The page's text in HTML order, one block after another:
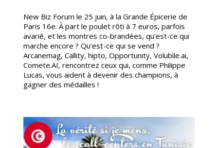
New Biz Forum le 25 juin, à la Grande Épicerie de
Paris 16e. À part le poulet rôti à 7 euros, parfois
avarié, et les montres co-brandées, qu'est-ce qui
marche encore ? Qu'est-ce qui se vend ?
Arcanemag, Callity, hipto, Opportunity, Volubile.ai,
Comete.AI, rencontrez ceux qui, comme Philippe
Lucas, vous aident à devenir des champions, à
gagner des médailles !